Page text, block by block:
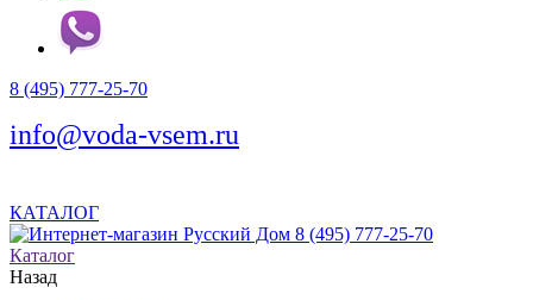
8 (495) 777-25-70
info@voda-vsem.ru
КАТАЛОГ
8 (495) 777-25-70
Каталог
Назад